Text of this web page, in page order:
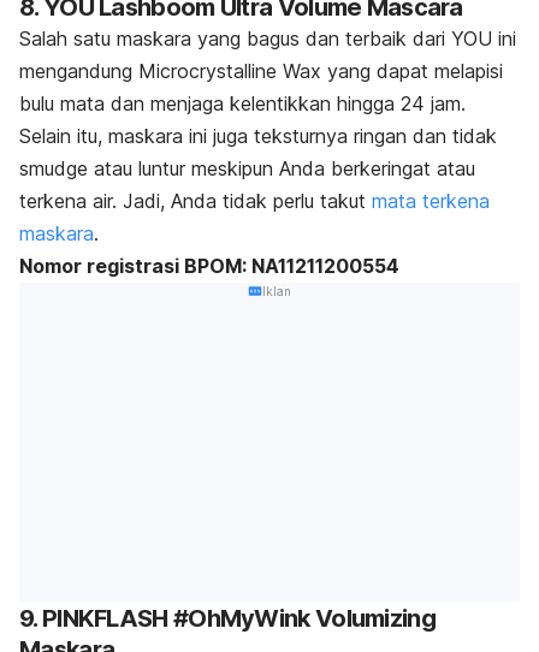
8. YOU Lashboom Ultra Volume Mascara
Salah satu maskara yang bagus dan terbaik dari YOU ini
mengandung Microcrystalline Wax yang dapat melapisi
bulu mata dan menjaga kelentikkan hingga 24 jam.
Selain itu, maskara ini juga teksturnya ringan dan tidak
smudge atau luntur meskipun Anda berkeringat atau
terkena air. Jadi, Anda tidak perlu takut mata terkena
maskara.
Nomor registrasi BPOM: NA11211200554
Iklan
9. PINKFLASH #OhMyWink Volumizing